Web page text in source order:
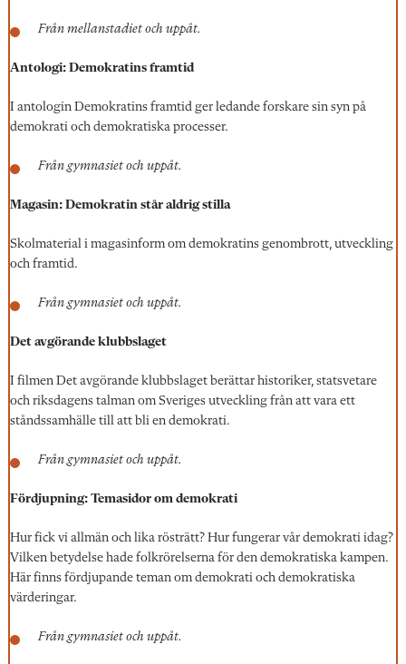
Från mellanstadiet och uppåt.
Antologi: Demokratins framtid
I antologin Demokratins framtid ger ledande forskare sin syn på
demokrati och demokratiska processer.
Från gymnasiet och uppåt.
Magasin: Demokratin står aldrig stilla
Skolmaterial i magasinform om demokratins genombrott, utveckling
och framtid.
Från gymnasiet och uppåt.
Det avgörande klubbslaget
I filmen Det avgörande klubbslaget berättar historiker, statsvetare
och riksdagens talman om Sveriges utveckling från att vara ett
ståndssamhälle till att bli en demokrati.
Från gymnasiet och uppåt.
Fördjupning: Temasidor om demokrati
Hur fick vi allmän och lika rösträtt? Hur fungerar vår demokrati idag?
Vilken betydelse hade folkrörelserna för den demokratiska kampen.
Här finns fördjupande teman om demokrati och demokratiska
värderingar.
Från gymnasiet och uppåt.